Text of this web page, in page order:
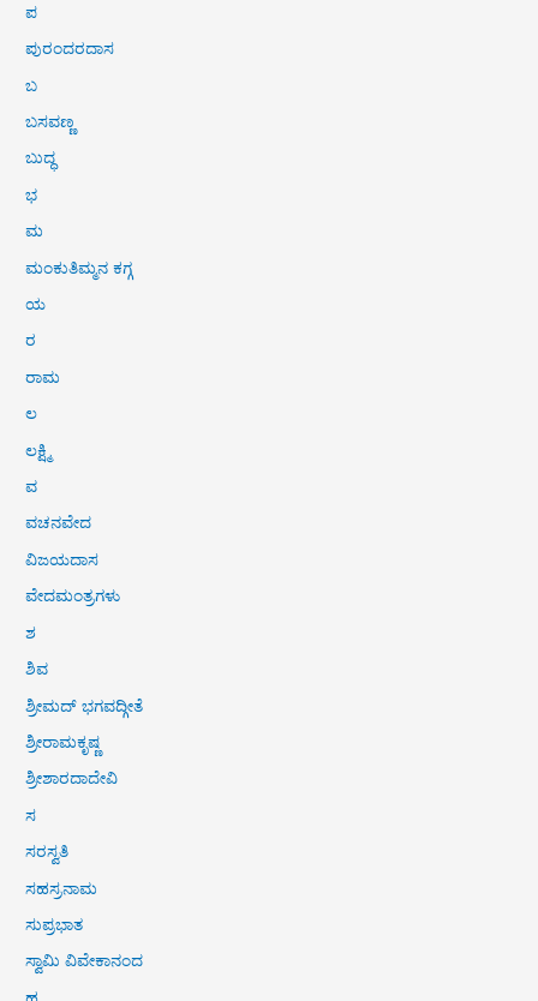
ಪ
ಪುರಂದರದಾಸ
ಬ
ಬಸವಣ್ಣ
ಬುದ್ಧ
ಭ
ಮ
ಮಂಕುತಿಮ್ಮನ ಕಗ್ಗ
ಯ
ರ
ರಾಮ
ಲ
ಲಕ್ಷ್ಮಿ
ವ
ವಚನವೇದ
ವಿಜಯದಾಸ
ವೇದಮಂತ್ರಗಳು
ಶ
ಶಿವ
ಶ್ರೀಮದ್ ಭಗವದ್ಗೀತೆ
ಶ್ರೀರಾಮಕೃಷ್ಣ
ಶ್ರೀಶಾರದಾದೇವಿ
ಸ
ಸರಸ್ವತಿ
ಸಹಸ್ರನಾಮ
ಸುಪ್ರಭಾತ
ಸ್ವಾಮಿ ವಿವೇಕಾನಂದ
ಹ